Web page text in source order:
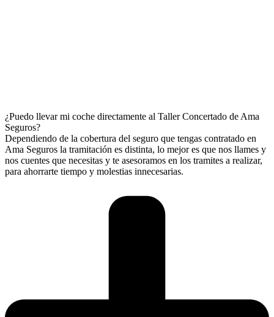
¿Puedo llevar mi coche directamente al Taller Concertado de Ama
Seguros?
Dependiendo de la cobertura del seguro que tengas contratado en
Ama Seguros la tramitación es distinta, lo mejor es que nos llames y
nos cuentes que necesitas y te asesoramos en los tramites a realizar,
para ahorrarte tiempo y molestias innecesarias.